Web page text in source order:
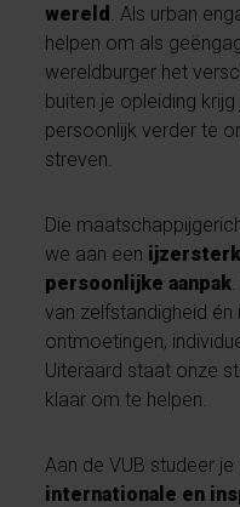
wereld
. Als urban
helpen om als
wereldburger het
buiten je opleiding
persoonlijk verder te
streven.
Die
we aan een
persoonlijke aanpak
van zelfstandigheid
ontmoetingen,
Uiteraard staat onze
klaar om te helpen.
Aan de VUB studeer
internationale en